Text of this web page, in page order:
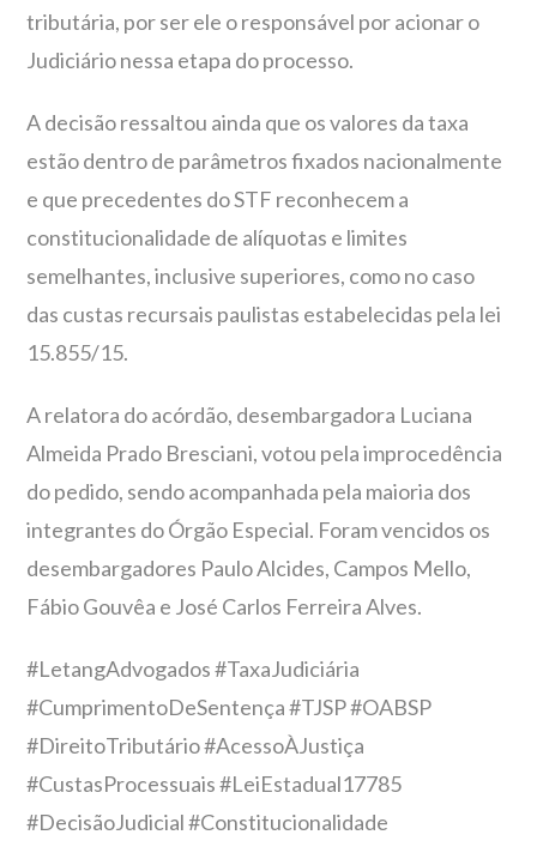
tributária, por ser ele o responsável por acionar o
Judiciário nessa etapa do processo.
A decisão ressaltou ainda que os valores da taxa
estão dentro de parâmetros fixados nacionalmente
e que precedentes do STF reconhecem a
constitucionalidade de alíquotas e limites
semelhantes, inclusive superiores, como no caso
das custas recursais paulistas estabelecidas pela lei
15.855/15.
A relatora do acórdão, desembargadora Luciana
Almeida Prado Bresciani, votou pela improcedência
do pedido, sendo acompanhada pela maioria dos
integrantes do Órgão Especial. Foram vencidos os
desembargadores Paulo Alcides, Campos Mello,
Fábio Gouvêa e José Carlos Ferreira Alves.
#LetangAdvogados #TaxaJudiciária
#CumprimentoDeSentença #TJSP #OABSP
#DireitoTributário #AcessoÀJustiça
#CustasProcessuais #LeiEstadual17785
#DecisãoJudicial #Constitucionalidade